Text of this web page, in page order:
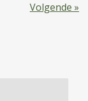
Volgende »